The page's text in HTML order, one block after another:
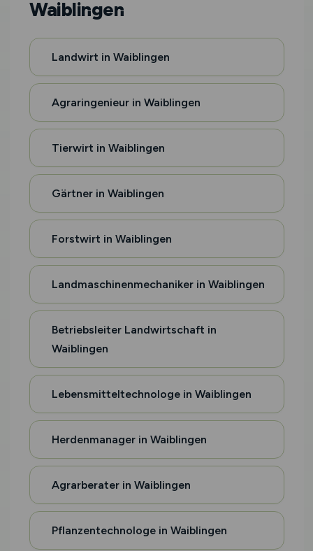
Waiblingen
Landwirt in Waiblingen
Agraringenieur in Waiblingen
Tierwirt in Waiblingen
Gärtner in Waiblingen
Forstwirt in Waiblingen
Landmaschinenmechaniker in Waiblingen
Betriebsleiter Landwirtschaft in
Waiblingen
Lebensmitteltechnologe in Waiblingen
Herdenmanager in Waiblingen
Agrarberater in Waiblingen
Pflanzentechnologe in Waiblingen